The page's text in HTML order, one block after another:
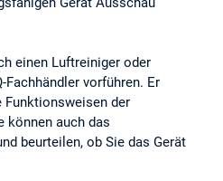
einen Luftreiniger oder
vorführen. Er
Funktionsweisen der
können auch das
beurteilen, ob Sie das Gerät